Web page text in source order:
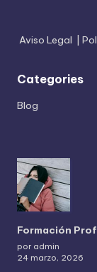
Aviso Legal
Categories
Blog
Formación
por admin
24 marzo, 2026